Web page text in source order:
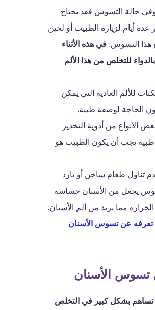
وفي حالة التسوس فقد يحتاج
عدة أيام لزيارة الطبيب أو لحين
هذا التسوس. في هذه الأثناء
للتخلص من هذا الألم
للألم العادية التي يمكن
الحاجة لوصفة طبية.
الأنواع من أدوية التخدير
يجب أن يكون الطبيب هو
تناول طعام ساخن أو بارد
يجعل من الأسنان حساسة
مما يزيد من ألم الأسنان.
تعرفه عن تسوس الأسنان
تسوس الأسنان
تساهم بشكل كبير في التخلص